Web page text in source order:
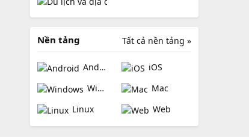
Tất cả nền tảng »
Nền tảng
Android
iOS
Windows
Mac
Linux
Web